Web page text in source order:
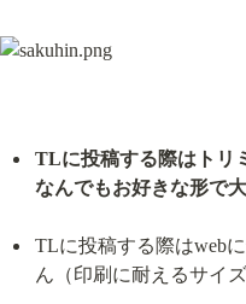
TLに投稿する際はトリ
なんでもお好きな形で
TLに投稿する際はweb
ん（印刷に耐えるサイ